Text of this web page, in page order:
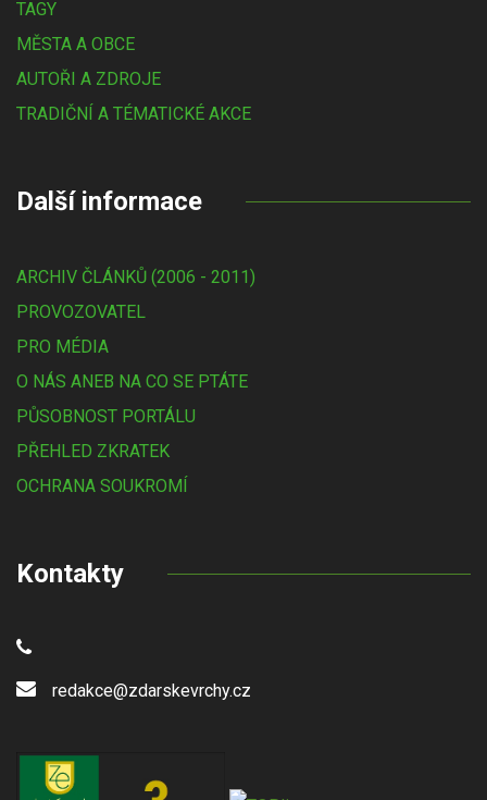
TAGY
MĚSTA A OBCE
AUTOŘI A ZDROJE
TRADIČNÍ A TÉMATICKÉ AKCE
Další informace
ARCHIV ČLÁNKŮ (2006 - 2011)
PROVOZOVATEL
PRO MÉDIA
O NÁS ANEB NA CO SE PTÁTE
PŮSOBNOST PORTÁLU
PŘEHLED ZKRATEK
OCHRANA SOUKROMÍ
Kontakty
redakce@zdarskevrchy.cz